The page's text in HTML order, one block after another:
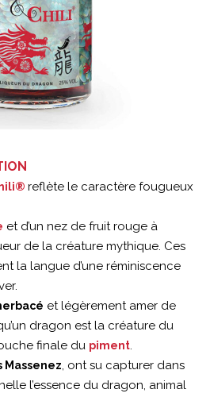
reflète le caractère fougueux
et d’un nez de fruit rouge à
de la créature mythique. Ces
la langue d’une réminiscence
et légèrement amer de
dragon est la créature du
finale du piment.
Massenez, ont su capturer dans
l’essence du dragon, animal